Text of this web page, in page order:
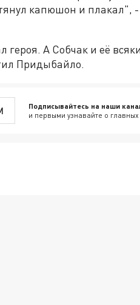
капюшон и плакал",
героя. А Собчак и её
Придыбайло.
Подписывайтесь на наши
и первыми узнавайте о